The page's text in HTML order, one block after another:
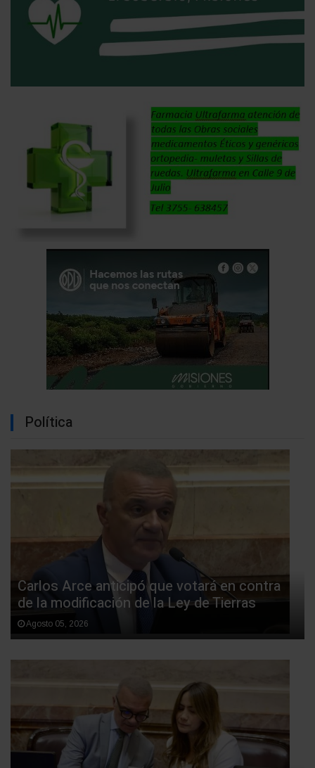
Política
Carlos Arce anticipó que votará en contra
de la modificación de la Ley de Tierras
Agosto 05, 2026